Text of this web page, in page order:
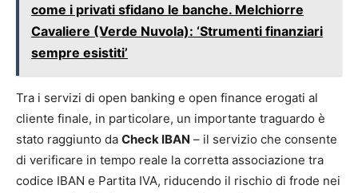
come i privati sfidano le banche. Melchiorre
Cavaliere (Verde Nuvola): ‘Strumenti finanziari
sempre esistiti’
Tra i servizi di open banking e open finance erogati al
cliente finale, in particolare, un importante traguardo è
stato raggiunto da Check IBAN – il servizio che consente
di verificare in tempo reale la corretta associazione tra
codice IBAN e Partita IVA, riducendo il rischio di frode nei